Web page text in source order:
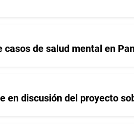
de salud mental en
en discusión del proyecto